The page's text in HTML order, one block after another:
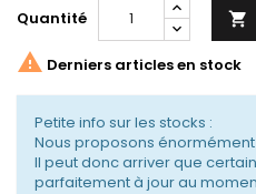
Quantité 
 Derniers articles en stock
Petite info sur les stocks :
Nous proposons énormément
Il peut donc arriver que
parfaitement à jour au